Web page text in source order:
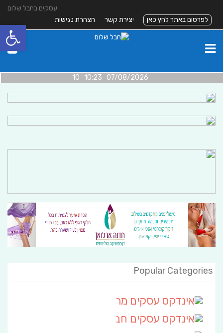
עסקים בחבל שלום
לפרסום באתר לחץ כאן
יצירת קשר הצהרת נגישות
07/08/2026 10:23 10
Popular Categories
פתח